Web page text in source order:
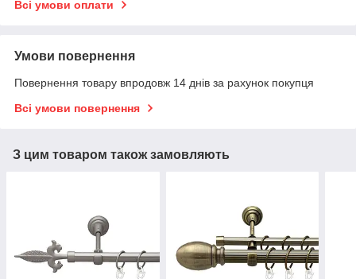
Всі умови оплати
Умови повернення
Повернення товару впродовж 14 днів за рахунок покупця
Всі умови повернення
З цим товаром також замовляють